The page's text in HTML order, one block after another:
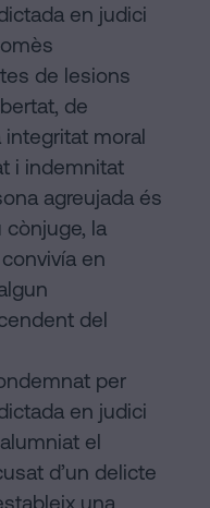
en judici
de lesions
de
integritat moral
i indemnitat
agreujada és
cònjuge, la
en
del
per
en judici
el
d’un delicte
una